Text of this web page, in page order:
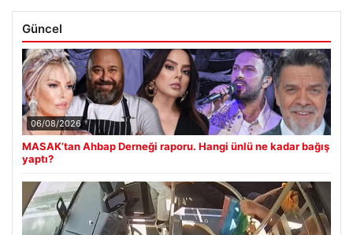
Güncel
06/08/2026
MASAK’tan Ahbap Derneği raporu. Hangi ünlü ne kadar bağış
yaptı?